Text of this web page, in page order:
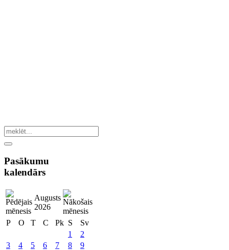
Pasākumu
kalendārs
Augusts
2026
P
O T C Pk S
Sv
1
2
3
4 5 6 7 8
9